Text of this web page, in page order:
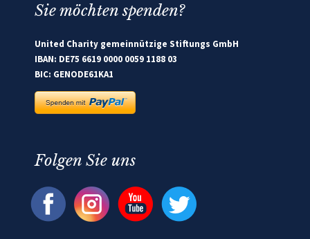
Sie möchten spenden?
United Charity gemeinnützige Stiftungs GmbH
IBAN: DE75 6619 0000 0059 1188 03
BIC: GENODE61KA1
Folgen Sie uns